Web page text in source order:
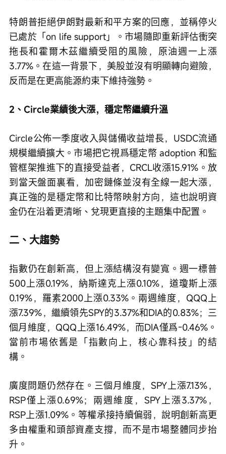
特朗普拒絕伊朗對最新和平方案的回應，並稱停火
已處於「on life support」。市場隨即重新評估衝突
拖長和霍爾木茲繼續受阻的風險，原油週一上漲
3.77%。在這一背景下，美股並沒有明顯轉向避險，
反而是在更高能源約束下維持強勢。
2、Circle業績後大漲，穩定幣繼續升溫
Circle公佈一季度收入與儲備收益增長，USDC流通
規模繼續擴大。市場把它視爲穩定幣 adoption 和監
管框架推進下的直接受益者，CRCL收漲15.91%。放
到當天盤面裏看，加密鏈條並沒有全線一起大漲，
真正強的是穩定幣和比特幣映射方向，這也說明資
金仍在沿着更清晰、兌現更直接的主題集中配置。
二、大趨勢
指數仍在創新高，但上漲結構沒有變寬。週一標普
500上漲0.19%，納斯達克上漲0.10%，道瓊斯上漲
0.19%，羅素2000上漲0.33%。兩週維度，QQQ上
漲7.39%，繼續領先SPY的3.37%和DIA的0.83%；三
個月維度，QQQ上漲16.49%，而DIA僅爲-0.46%。
當前市場依舊是「指數向上，核心靠科技」的結
構。
廣度問題仍然存在。三個月維度，SPY上漲7.13%，
RSP僅上漲0.69%；兩週維度，SPY上漲3.37%，
RSP上漲1.09%。等權承接持續偏弱，說明創新高更
多由權重和頭部資產支撐，而不是市場整體同步抬
升。